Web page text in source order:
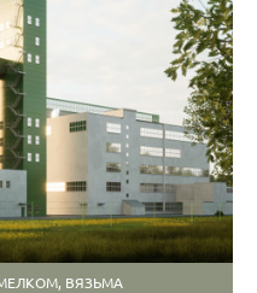
ВЯЗЬМА